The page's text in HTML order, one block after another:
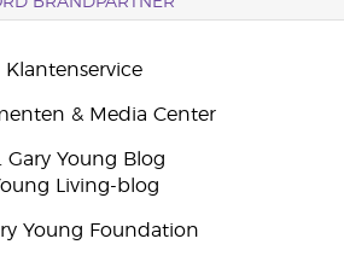
Klantenservice
& Media Center
Gary Young Blog
Living-blog
Young Foundation